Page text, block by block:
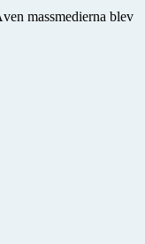
massmedierna blev